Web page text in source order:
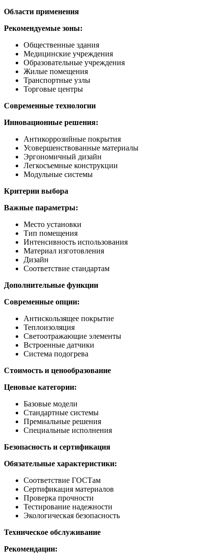
Области применения
Рекомендуемые зоны:
Общественные здания
Медицинские учреждения
Образовательные учреждения
Жилые помещения
Транспортные узлы
Торговые центры
Современные технологии
Инновационные решения:
Антикоррозийные покрытия
Усовершенствованные материалы
Эргономичный дизайн
Легкосъемные конструкции
Модульные системы
Критерии выбора
Важные параметры:
Место установки
Тип помещения
Интенсивность использования
Материал изготовления
Дизайн
Соответствие стандартам
Дополнительные функции
Современные опции:
Антискользящее покрытие
Теплоизоляция
Светоотражающие элементы
Встроенные датчики
Система подогрева
Стоимость и ценообразование
Ценовые категории:
Базовые модели
Стандартные системы
Премиальные решения
Специальные исполнения
Безопасность и сертификация
Обязательные характеристики:
Соответствие ГОСТам
Сертификация материалов
Проверка прочности
Тестирование надежности
Экологическая безопасность
Техническое обслуживание
Рекомендации: